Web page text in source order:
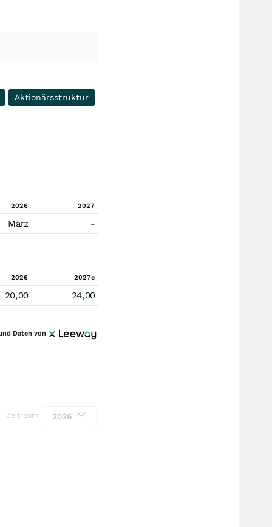
Aktionärsstruktur
2026 2027
März -
2026 2027e
20,00 24,00
Daten von
Zeitraum 2026